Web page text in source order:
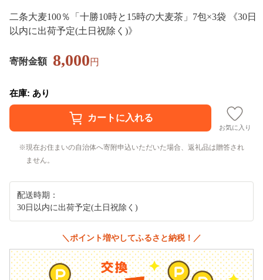
二条大麦100％「十勝10時と15時の大麦茶」7包×3袋 《30日
以内に出荷予定(土日祝除く)》
寄附金額 8,000円
在庫: あり
お気に入り
現在お住まいの自治体へ寄附申込いただいた場合、返礼品は贈答され
ません。
配送時期：
30日以内に出荷予定(土日祝除く)
＼ポイント増やしてふるさと納税！／